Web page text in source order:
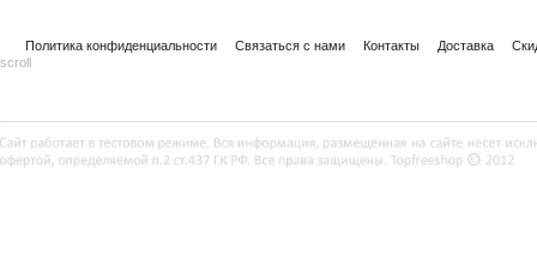
Политика конфиденциальности Связаться с нами Контакты Доставка
scroll